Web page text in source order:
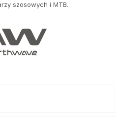
szosowych i MTB.